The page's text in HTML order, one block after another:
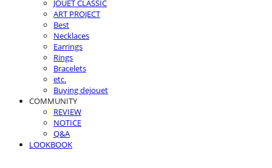
JOUET CLASSIC
ART PROJECT
Best
Necklaces
Earrings
Rings
Bracelets
etc.
Buying dejouet
COMMUNITY
REVIEW
NOTICE
Q&A
LOOKBOOK